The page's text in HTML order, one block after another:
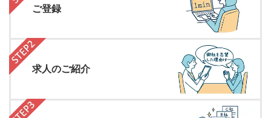
ご登録
求人のご紹介